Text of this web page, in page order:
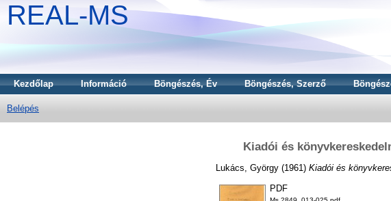
REAL-MS
Kezdőlap Információ Böngészés, Év Böngészés, Szerző
Belépés
Kiadói és
Lukács, György (1961) Kiadói és
PDF